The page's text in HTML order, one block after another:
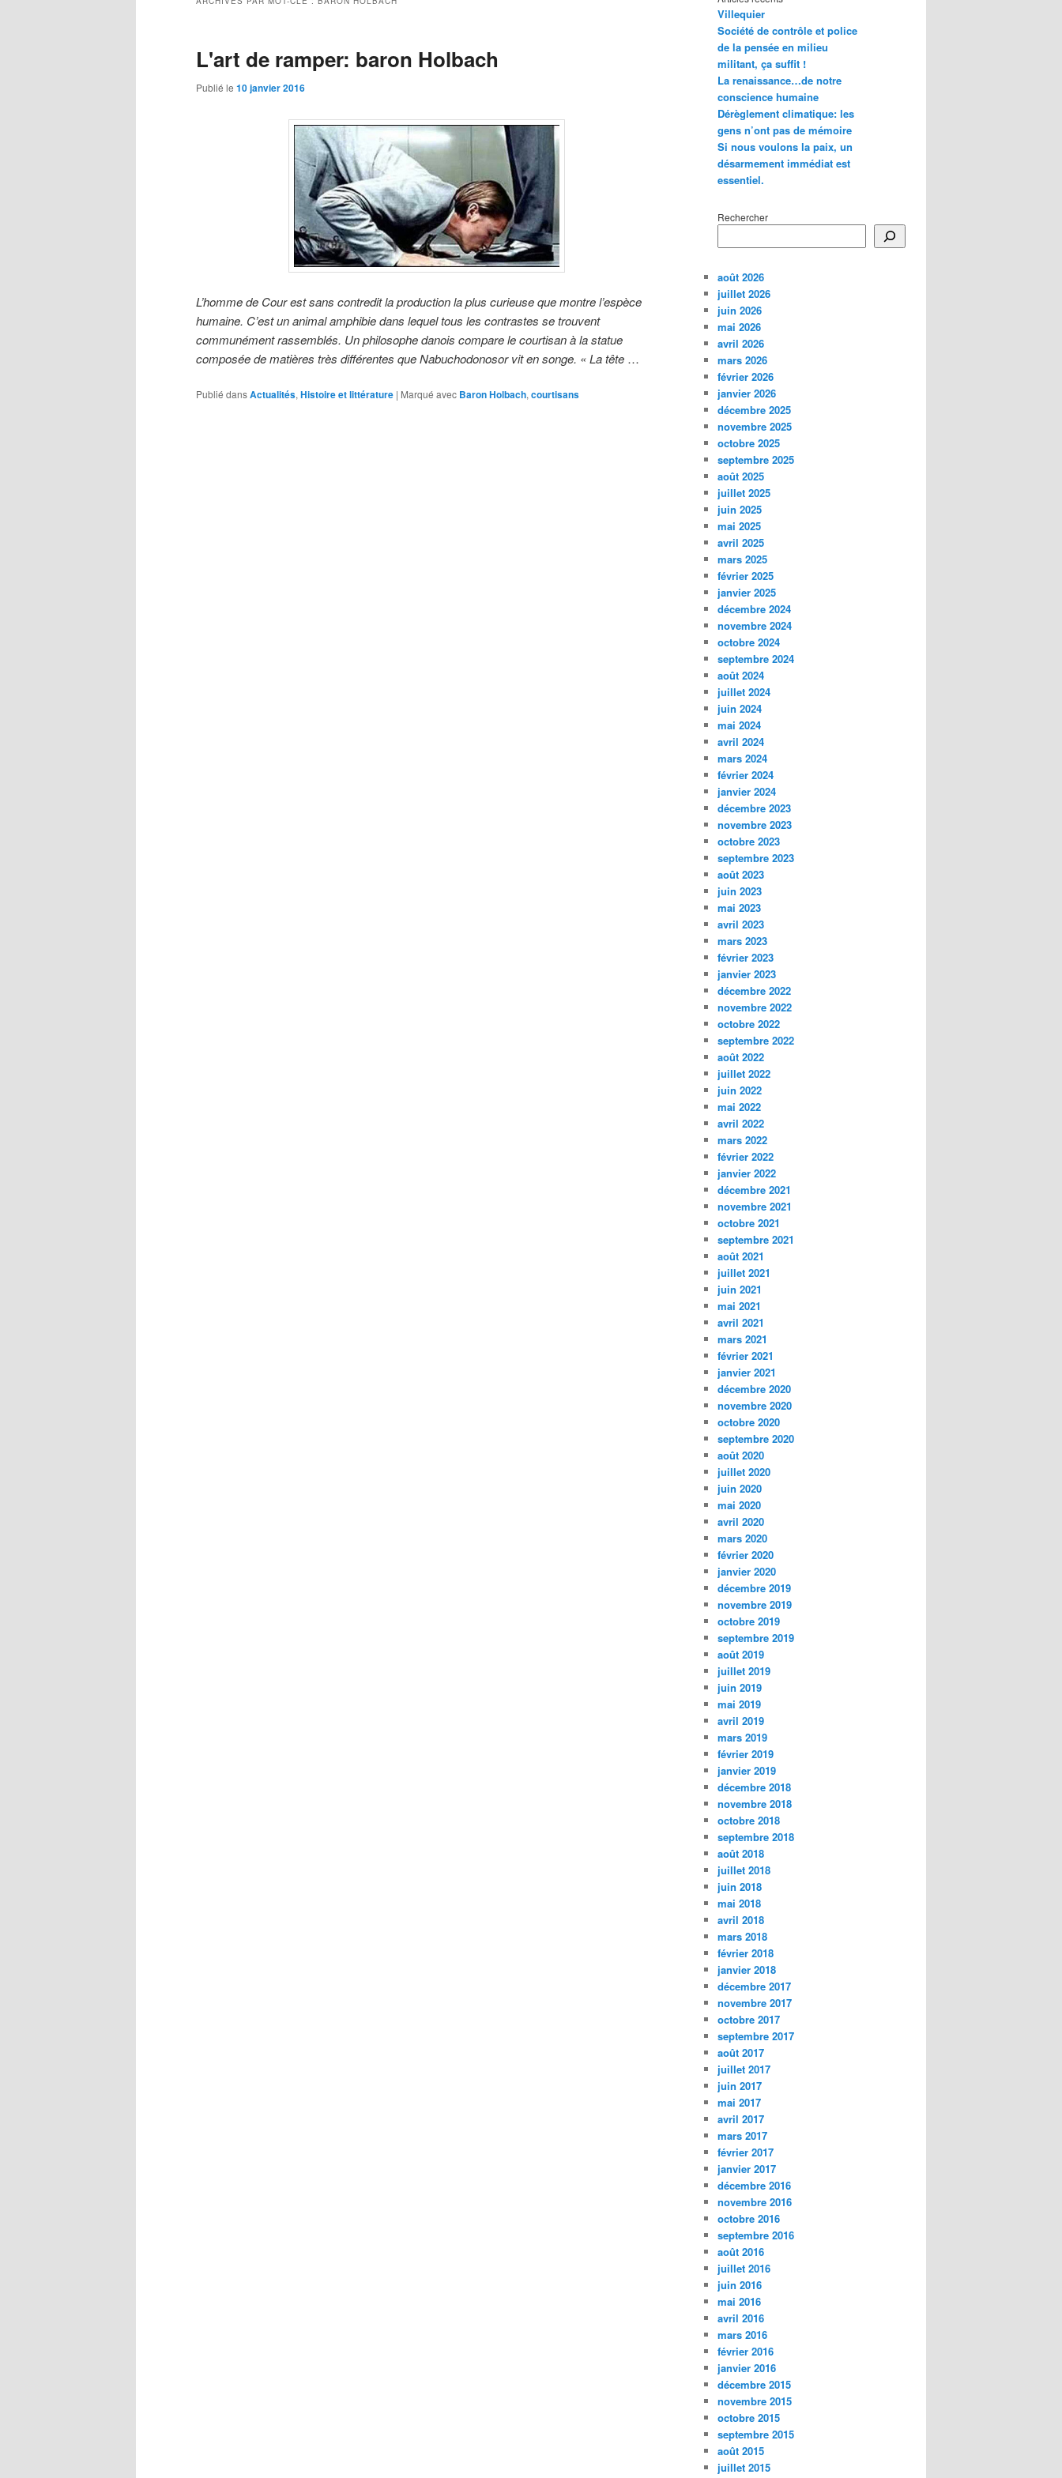
L'art de ramper: baron Holbach
Publié le 10 janvier 2016
L’homme de Cour est sans contredit la production la plus curieuse que montre l’espèce
humaine. C’est un animal amphibie dans lequel tous les contrastes se trouvent
communément rassemblés. Un philosophe danois compare le courtisan à la statue
composée de matières très différentes que Nabuchodonosor vit en songe. « La tête …
Publié dansActualités, Histoire et littérature | Marqué avec Baron Holbach, courtisans
Villequier
Société de contrôle et police
de la pensée en milieu
militant, ça suffit !
La renaissance…de notre
conscience humaine
Dérèglement climatique: les
gens n’ont pas de mémoire
Si nous voulons la paix, un
désarmement immédiat est
essentiel.
Rechercher
août 2026
juillet 2026
juin 2026
mai 2026
avril 2026
mars 2026
février 2026
janvier 2026
décembre 2025
novembre 2025
octobre 2025
septembre 2025
août 2025
juillet 2025
juin 2025
mai 2025
avril 2025
mars 2025
février 2025
janvier 2025
décembre 2024
novembre 2024
octobre 2024
septembre 2024
août 2024
juillet 2024
juin 2024
mai 2024
avril 2024
mars 2024
février 2024
janvier 2024
décembre 2023
novembre 2023
octobre 2023
septembre 2023
août 2023
juin 2023
mai 2023
avril 2023
mars 2023
février 2023
janvier 2023
décembre 2022
novembre 2022
octobre 2022
septembre 2022
août 2022
juillet 2022
juin 2022
mai 2022
avril 2022
mars 2022
février 2022
janvier 2022
décembre 2021
novembre 2021
octobre 2021
septembre 2021
août 2021
juillet 2021
juin 2021
mai 2021
avril 2021
mars 2021
février 2021
janvier 2021
décembre 2020
novembre 2020
octobre 2020
septembre 2020
août 2020
juillet 2020
juin 2020
mai 2020
avril 2020
mars 2020
février 2020
janvier 2020
décembre 2019
novembre 2019
octobre 2019
septembre 2019
août 2019
juillet 2019
juin 2019
mai 2019
avril 2019
mars 2019
février 2019
janvier 2019
décembre 2018
novembre 2018
octobre 2018
septembre 2018
août 2018
juillet 2018
juin 2018
mai 2018
avril 2018
mars 2018
février 2018
janvier 2018
décembre 2017
novembre 2017
octobre 2017
septembre 2017
août 2017
juillet 2017
juin 2017
mai 2017
avril 2017
mars 2017
février 2017
janvier 2017
décembre 2016
novembre 2016
octobre 2016
septembre 2016
août 2016
juillet 2016
juin 2016
mai 2016
avril 2016
mars 2016
février 2016
janvier 2016
décembre 2015
novembre 2015
octobre 2015
septembre 2015
août 2015
juillet 2015